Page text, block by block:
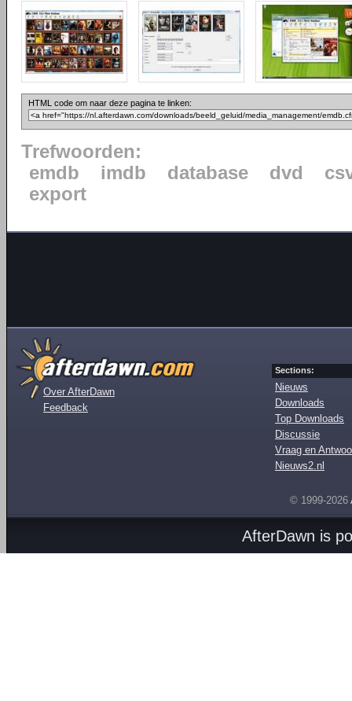
HTML code om naar deze pagina te linken:
Trefwoorden:
emdb
imdb database dvd
export
Over AfterDawn
Feedback
Sections:
Nieuws
Downloads
Top Downloads
Discussie
Vraag en
Nieuws2.nl
© 1999-2026
AfterDawn is